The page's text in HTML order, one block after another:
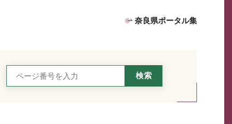
奈良県ポータル集